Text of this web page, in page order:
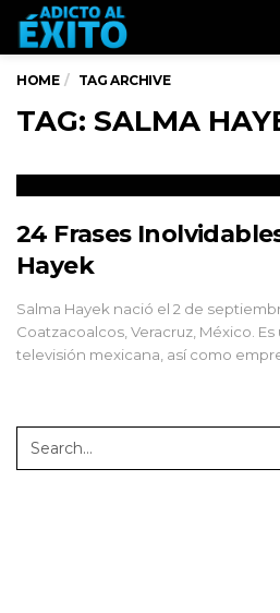
HOME TAG ARCHIVE
TAG: SALMA
24 Frases
Hayek
Salma Hayek nació el 2 de
Coatzacoalcos, Veracruz, México.
televisión mexicana, así como